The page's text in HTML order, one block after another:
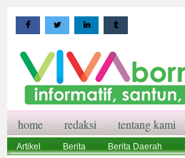
home redaksi tentang kami
Artikel Berita Berita Daerah